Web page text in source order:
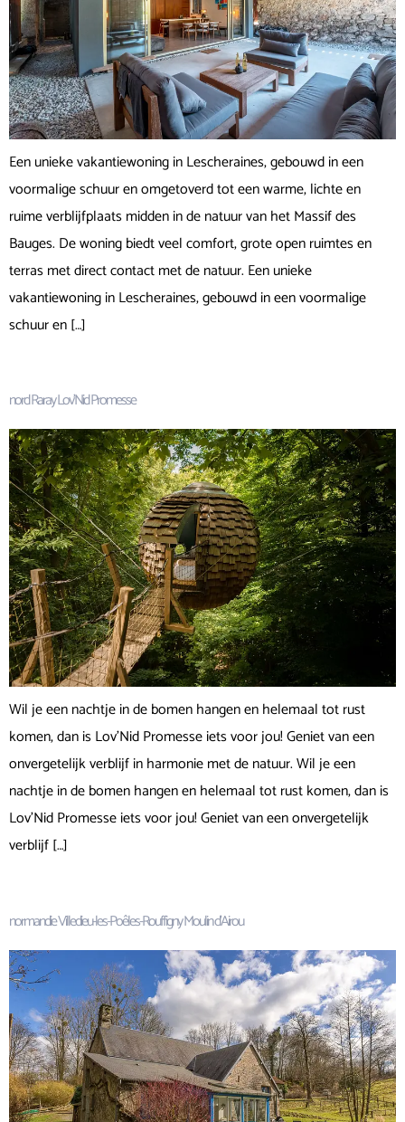
Een unieke vakantiewoning in Lescheraines, gebouwd in een
voormalige schuur en omgetoverd tot een warme, lichte en
ruime verblijfplaats midden in de natuur van het Massif des
Bauges. De woning biedt veel comfort, grote open ruimtes en
terras met direct contact met de natuur. Een unieke
vakantiewoning in Lescheraines, gebouwd in een voormalige
schuur en […]
nord Raray Lov’Nid Promesse
Wil je een nachtje in de bomen hangen en helemaal tot rust
komen, dan is Lov’Nid Promesse iets voor jou! Geniet van een
onvergetelijk verblijf in harmonie met de natuur. Wil je een
nachtje in de bomen hangen en helemaal tot rust komen, dan is
Lov’Nid Promesse iets voor jou! Geniet van een onvergetelijk
verblijf […]
normandie Villedieu-les-Poêles-Rouffigny Moulin d’Airou